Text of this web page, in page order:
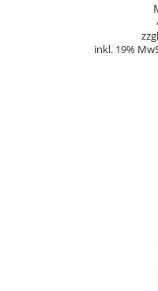
inkl. 19%